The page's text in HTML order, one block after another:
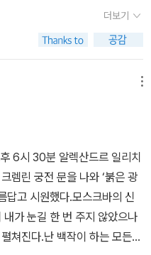
느낌이 들었다.(355~356쪽)
call of the wild'를 '야성의
일이지만 난 아직 읽어보기
할지 '외침'이라고 번역해야
역된 책의 제목으로 '야성의
래도 내용이 정반대인데 어느
서라도 '잭 런던'을 읽어보아야
는데 백작과 대령의 대화였
예의 바른 사람들은 이런 술
통하는 영혼들과 한자리에 모
부했던 백작은 감금생활 중에
. 하지만 그 모두가 저만 신뢰
닫게 된다. 과거 백작은 언제
사람이었다. 그러나 지금은
인 양 자부하며 살고 있지는
다 발전을 포기해버린 내 지난
무것도 안 하면 당장은 편하
. 시곗바늘이 잘 돌아가려면 귀
늘.​러시아의 전통과 문화양식
살점이 뜯겨나간 것처럼 한
아니 될 가치와 정신의 변질에
리지 못하고 새것을 반기지 못
안의 품위를 되살리고 싶은 바
게 백작은 구세대의 일원일 따
독재자 스탈린의 영도 아래
영국사회의 문화를 공부하려
백작에게 과외를 청하기도 한
하기도 했다는 저자 에이모 토
대부터 시작된 러시아 볼셰
공했다. 어쩌면 사소한 예법
질이라는 백작의 생각에 동의
이 좀 마음에 걸리긴 했지만,
해 정말 다양한 삶의 모습을
다.​로스토프 백작은 음악이면
시 필요한 모든 것을 꿰뚫고 있
는 행위, 에티켓을 포함한 복잡
지극히 자연스럽고 당연하다.
선정하는 것, 귀족의 눈으로
한 와인을 추천해주는 웨이터
터 54년까지다. 물론 부르주
, 이미 서쪽 유럽에선 자신의
적이었음에도 (이미 망한 다
지만) 알렉산드르는 자신을
부감을 보이지 않는다. 나중에
면, 여보게 그냥 알렉산드르
백작은 결국 옆 테이블의 젊은
하고, 적절한 와인을 추천하고
분노할 법한데도, 로스토프는
환경에 적응하는 데 몰두한
처럼 여기는 그는, 자신이 맞
한테 유리한 편으로 바꾸는
스크바에 온 꼬마 숙녀 니나
대는 물론 유성 영화 시대까지
를 나누는 사이로 발전한다.
토랑의 웨이터로 일하며 미국
위 간부에게 영어와 프랑스어
는 동료 에밀, 안드레이와 허
의 딸 소피야를 로스토프에
더보기
6시 30분 알렉산드르 일리치
렘린 궁전 문을 나와 ‘붉은 광
답고 시원했다.모스크바의 신
가 눈길 한 번 주지 않았으나
쳐진다.난 백작이 하는 모든